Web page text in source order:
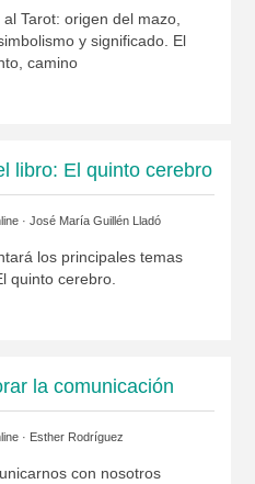
Tarot: origen del mazo,
y significado. El
camino
libro: El quinto cerebro
· José María Guillén Lladó
los principales temas
quinto cerebro.
la comunicación
· Esther Rodríguez
con nosotros